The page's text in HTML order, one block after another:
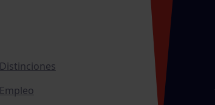
Distinciones
Empleo